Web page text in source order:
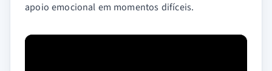
apoio emocional em momentos difíceis.